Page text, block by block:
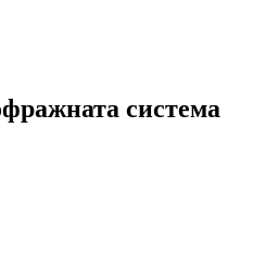
система